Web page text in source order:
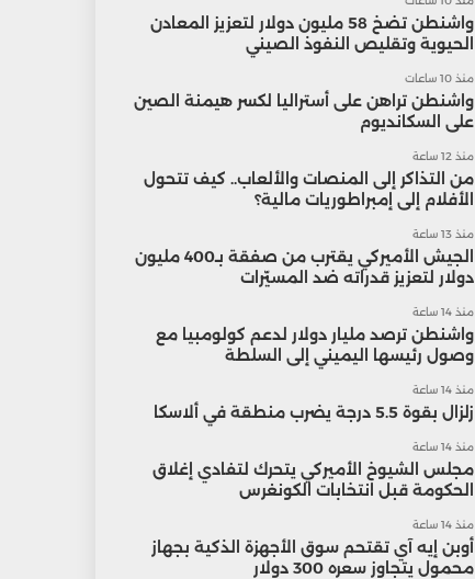
واشنطن تضخ 58 مليون دولار لتعزيز المعادن
الحيوية وتقليص النفوذ الصيني
منذ 10 ساعات
واشنطن تراهن على أستراليا لكسر هيمنة الصين
على السكانديوم
منذ 12 ساعة
من التذاكر إلى المنصات والألعاب.. كيف تتحول
الأفلام إلى إمبراطوريات مالية؟
منذ 13 ساعة
الجيش الأميركي يقترب من صفقة بـ400 مليون
دولار لتعزيز قدراته ضد المسيّرات
منذ 14 ساعة
واشنطن ترصد مليار دولار لدعم كولومبيا مع
وصول رئيسها اليميني إلى السلطة
منذ 14 ساعة
زلزال بقوة 5.5 درجة يضرب منطقة في ألاسكا
منذ 14 ساعة
مجلس الشيوخ الأميركي يتحرك لتفادي إغلاق
الحكومة قبل انتخابات الكونغرس
منذ 14 ساعة
أوبن إيه آي تقتحم سوق الأجهزة الذكية بجهاز
محمول يتجاوز سعره 300 دولار